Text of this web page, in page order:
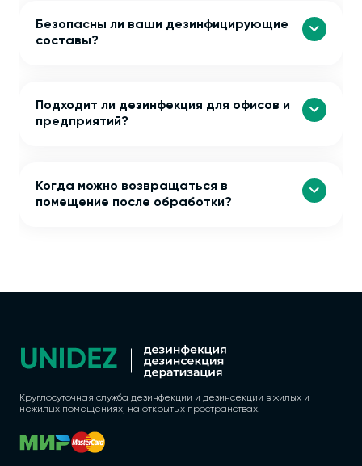
Безопасны ли ваши дезинфицирующие
составы?
Подходит ли дезинфекция для офисов и
предприятий?
Когда можно возвращаться в
помещение после обработки?
Круглосуточная служба дезинфекции и дезинсекции в жилых и
нежилых помещениях, на открытых пространствах.